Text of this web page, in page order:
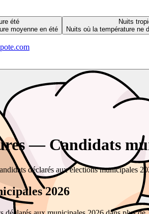
été
moyenne en été
Nuits
Nuits où la température ne
— Candidats
déclarés aux élections municipales
2026